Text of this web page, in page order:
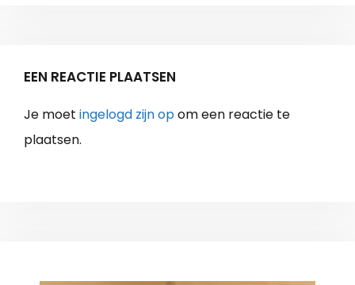
EEN REACTIE PLAATSEN
Je moet ingelogd zijn opom een reactie te
plaatsen.